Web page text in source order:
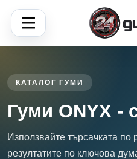
КАТАЛОГ ГУМИ
Гуми ONYX -
Използвайте търсачката
резултатите по ключова